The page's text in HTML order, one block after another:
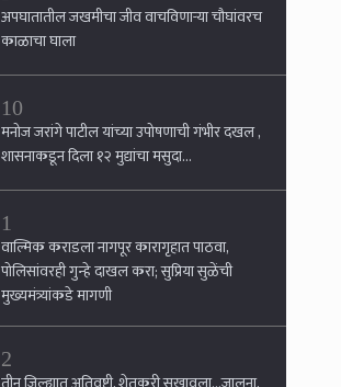
10
मनोज जरांगे पाटील यांच्या उपोषणाची गंभीर दखल ,
1
वाल्मिक कराडला नागपूर कारागृहात पाठवा,
2
तीन जिल्ह्यात अतिवृष्टी, शेतकरी सुखावला...जालना,
नांदेड, परभणीला झोडपले, २३३ मंडळात अतिवृष्टीची